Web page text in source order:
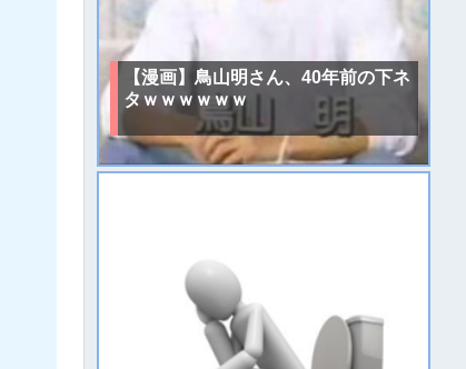
【漫画】鳥山明さん、40年前の下ネ
タｗｗｗｗｗｗ